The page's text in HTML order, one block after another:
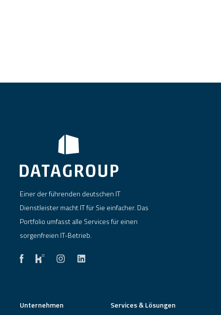
Einer der führenden deutschen IT
Dienstleister macht IT für Sie einfacher. Das
Portfolio umfasst alle Services für einen
sorgenfreien IT-Betrieb.
Unternehmen Services & Lösungen